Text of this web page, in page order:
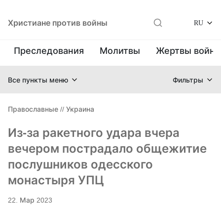
Христиане против войны RU
Преследования Молитвы Жертвы
Все пункты меню Фильтры
Православные // Украина
Из-за ракетного удара вчера
вечером пострадало общежитие
послушников одесского
монастыря УПЦ
22. Мар 2023